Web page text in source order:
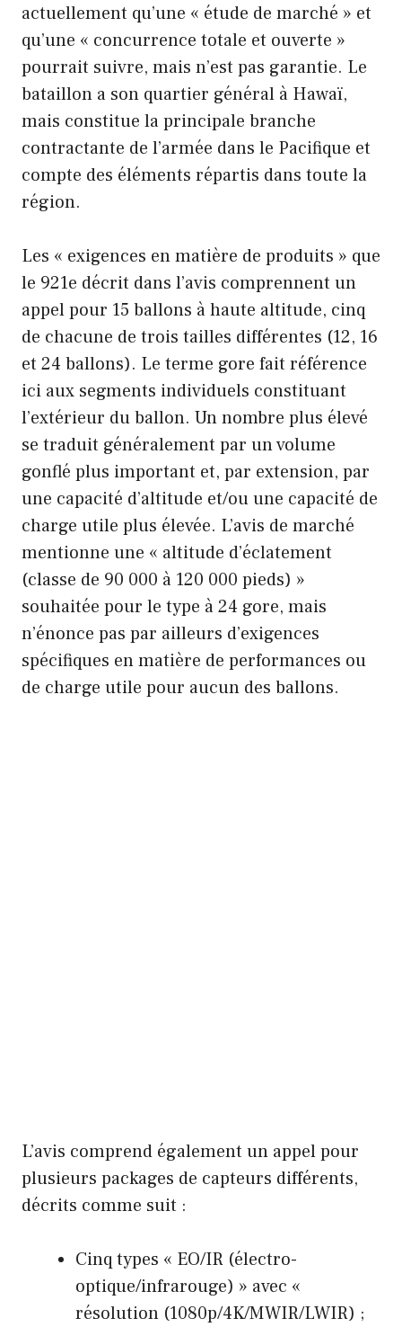
actuellement qu’une « étude de marché » et
qu’une « concurrence totale et ouverte »
pourrait suivre, mais n’est pas garantie. Le
bataillon a son quartier général à Hawaï,
mais constitue la principale branche
contractante de l’armée dans le Pacifique et
compte des éléments répartis dans toute la
région.
Les « exigences en matière de produits » que
le 921e décrit dans l’avis comprennent un
appel pour 15 ballons à haute altitude, cinq
de chacune de trois tailles différentes (12, 16
et 24 ballons). Le terme gore fait référence
ici aux segments individuels constituant
l’extérieur du ballon. Un nombre plus élevé
se traduit généralement par un volume
gonflé plus important et, par extension, par
une capacité d’altitude et/ou une capacité de
charge utile plus élevée. L’avis de marché
mentionne une « altitude d’éclatement
(classe de 90 000 à 120 000 pieds) »
souhaitée pour le type à 24 gore, mais
n’énonce pas par ailleurs d’exigences
spécifiques en matière de performances ou
de charge utile pour aucun des ballons.
L’avis comprend également un appel pour
plusieurs packages de capteurs différents,
décrits comme suit :
Cinq types « EO/IR (électro-
optique/infrarouge) » avec «
résolution (1080p/4K/MWIR/LWIR) ;